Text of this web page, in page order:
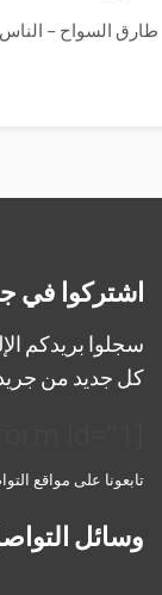
طارق السواح – الناس
اشتركوا في
سجلوا بريدكم
كل جديد من
تابعونا على مواقع
وسائل